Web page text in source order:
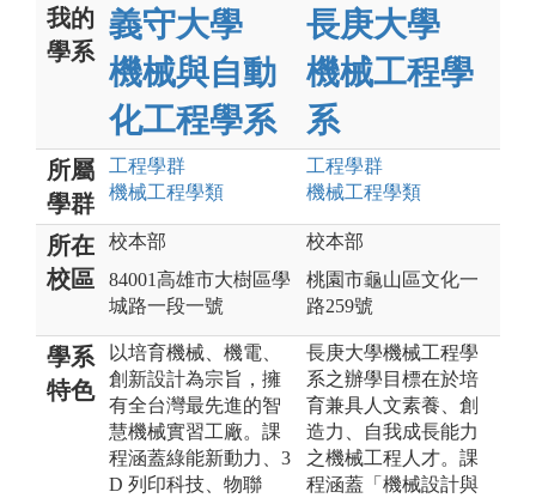
我的
學系
義守大學
機械與自動
化工程學系
長庚大學
機械工程學
系
所屬
學群
工程學群
機械工程學類
工程學群
機械工程學類
所在
校區
校本部
84001高雄市大樹區學
城路一段一號
校本部
桃園市龜山區文化一
路259號
學系
特色
以培育機械、機電、
創新設計為宗旨，擁
有全台灣最先進的智
慧機械實習工廠。課
程涵蓋綠能新動力、3
D 列印科技、物聯
長庚大學機械工程學
系之辦學目標在於培
育兼具人文素養、創
造力、自我成長能力
之機械工程人才。課
程涵蓋「機械設計與